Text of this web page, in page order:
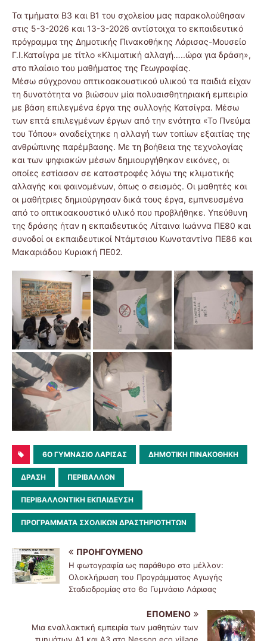
Τα τμήματα Β3 και Β1 του σχολείου μας παρακολούθησαν
στις 5-3-2026 και 13-3-2026 αντίστοιχα το εκπαιδευτικό
πρόγραμμα της Δημοτικής Πινακοθήκης Λάρισας-Μουσείο
Γ.Ι.Κατσίγρα με τίτλο «Κλιματική αλλαγή…..ώρα για δράση»,
στο πλαίσιο του μαθήματος της Γεωγραφίας.
Μέσω σύγχρονου οπτικοακουστικού υλικού τα παιδιά είχαν
τη δυνατότητα να βιώσουν μία πολυαισθητηριακή εμπειρία
με βάση επιλεγμένα έργα της συλλογής Κατσίγρα. Μέσω
των επτά επιλεγμένων έργων από την ενότητα «Το Πνεύμα
του Τόπου» αναδείχτηκε η αλλαγή των τοπίων εξαιτίας της
ανθρώπινης παρέμβασης. Με τη βοήθεια της τεχνολογίας
και των ψηφιακών μέσων δημιουργήθηκαν εικόνες, οι
οποίες εστίασαν σε καταστροφές λόγω της κλιματικής
αλλαγής και φαινομένων, όπως ο σεισμός. Οι μαθητές και
οι μαθήτριες δημιούργησαν δικά τους έργα, εμπνευσμένα
από το οπτικοακουστικό υλικό που προβλήθηκε. Υπεύθυνη
της δράσης ήταν η εκπαιδευτικός Λίταινα Ιωάννα ΠΕ80 και
συνοδοί οι εκπαιδευτικοί Ντάμτσιου Κωνσταντίνα ΠΕ86 και
Μακαριάδου Κυριακή ΠΕ02.
6O ΓΥΜΝΆΣΙΟ ΛΆΡΙΣΑΣ ΔΗΜΟΤΙΚΗ ΠΙΝΑΚΟΘΗΚΗ
ΔΡΑΣΗ ΠΕΡΙΒΑΛΛΟΝ
ΠΕΡΙΒΑΛΛΟΝΤΙΚΗ ΕΚΠΑΙΔΕΥΣΗ
ΠΡΟΓΡΑΜΜΑΤΑ ΣΧΟΛΙΚΩΝ ΔΡΑΣΤΗΡΙΟΤΗΤΩΝ
ΠΡΟΗΓΟΎΜΕΝΟ
Η φωτογραφία ως παράθυρο στο μέλλον:
Ολοκλήρωση του Προγράμματος Αγωγής
Σταδιοδρομίας στο 6ο Γυμνάσιο Λάρισας
ΕΠΌΜΕΝΟ
Μια εναλλακτική εμπειρία των μαθητών των
τμημάτων Α1 και Α3 στο Nesson eco village